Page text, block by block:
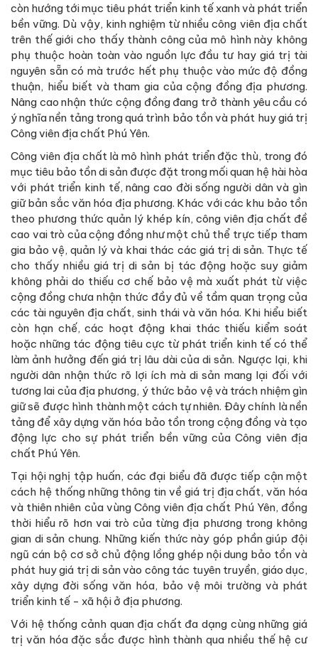
còn hướng tới mục tiêu phát triển kinh tế xanh và phát triển
bền vững. Dù vậy, kinh nghiệm từ nhiều công viên địa chất
trên thế giới cho thấy thành công của mô hình này không
phụ thuộc hoàn toàn vào nguồn lực đầu tư hay giá trị tài
nguyên sẵn có mà trước hết phụ thuộc vào mức độ đồng
thuận, hiểu biết và tham gia của cộng đồng địa phương.
Nâng cao nhận thức cộng đồng đang trở thành yêu cầu có
ý nghĩa nền tảng trong quá trình bảo tồn và phát huy giá trị
Công viên địa chất Phú Yên.
Công viên địa chất là mô hình phát triển đặc thù, trong đó
mục tiêu bảo tồn di sản được đặt trong mối quan hệ hài hòa
với phát triển kinh tế, nâng cao đời sống người dân và gìn
giữ bản sắc văn hóa địa phương. Khác với các khu bảo tồn
theo phương thức quản lý khép kín, công viên địa chất đề
cao vai trò của cộng đồng như một chủ thể trực tiếp tham
gia bảo vệ, quản lý và khai thác các giá trị di sản. Thực tế
cho thấy nhiều giá trị di sản bị tác động hoặc suy giảm
không phải do thiếu cơ chế bảo vệ mà xuất phát từ việc
cộng đồng chưa nhận thức đầy đủ về tầm quan trọng của
các tài nguyên địa chất, sinh thái và văn hóa. Khi hiểu biết
còn hạn chế, các hoạt động khai thác thiếu kiểm soát
hoặc những tác động tiêu cực từ phát triển kinh tế có thể
làm ảnh hưởng đến giá trị lâu dài của di sản. Ngược lại, khi
người dân nhận thức rõ lợi ích mà di sản mang lại đối với
tương lai của địa phương, ý thức bảo vệ và trách nhiệm gìn
giữ sẽ được hình thành một cách tự nhiên. Đây chính là nền
tảng để xây dựng văn hóa bảo tồn trong cộng đồng và tạo
động lực cho sự phát triển bền vững của Công viên địa
chất Phú Yên.
Tại hội nghị tập huấn, các đại biểu đã được tiếp cận một
cách hệ thống những thông tin về giá trị địa chất, văn hóa
và thiên nhiên của vùng Công viên địa chất Phú Yên, đồng
thời hiểu rõ hơn vai trò của từng địa phương trong không
gian di sản chung. Những kiến thức này góp phần giúp đội
ngũ cán bộ cơ sở chủ động lồng ghép nội dung bảo tồn và
phát huy giá trị di sản vào công tác tuyên truyền, giáo dục,
xây dựng đời sống văn hóa, bảo vệ môi trường và phát
triển kinh tế - xã hội ở địa phương.
Với hệ thống cảnh quan địa chất đa dạng cùng những giá
trị văn hóa đặc sắc được hình thành qua nhiều thế hệ cư